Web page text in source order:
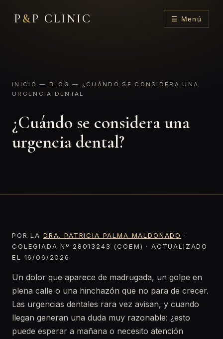
P &P CLINIC ☰ Menú
INICIO — BLOG — ¿CUÁNDO SE CONSIDERA UNA
URGENCIA DENTAL
¿Cuándo se considera una
urgencia dental?
POR LA DRA. PATRICIA PALMA MALDONADO
·
COLEGIADA Nº 28013243 (COEM) · ACTUALIZADO
EL 16/06/2026
Un dolor que aparece de madrugada, un golpe en
plena calle o una hinchazón que no para de crecer.
Las urgencias dentales rara vez avisan, y cuando
llegan generan una duda muy razonable: ¿esto
puede esperar a mañana o necesito atención